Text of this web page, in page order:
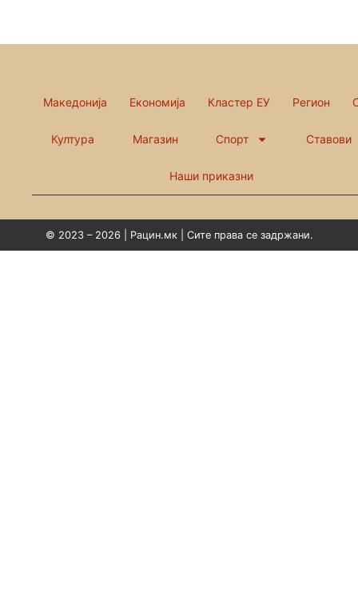
Македонија Економија Кластер ЕУ Регион
Култура Магазин Спорт Ставови
Наши приказни
© 2023 – 2026 | Рацин.мк | Сите права се задржани.